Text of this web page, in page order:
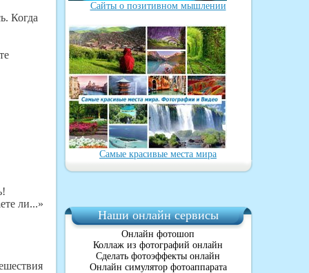
Когда
ли...»
Сайты о позитивном мышлении
Самые красивые места мира
Наши онлайн сервисы
Онлайн фотошоп
Коллаж из фотографий онлайн
Сделать фотоэффекты онлайн
Онлайн симулятор фотоаппарата